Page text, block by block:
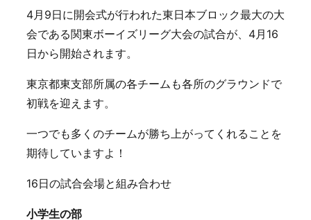
4月9日に開会式が行われた東日本ブロック最大の大
会である関東ボーイズリーグ大会の試合が、4月16
日から開始されます。
東京都東支部所属の各チームも各所のグラウンドで
初戦を迎えます。
一つでも多くのチームが勝ち上がってくれることを
期待していますよ！
16日の試合会場と組み合わせ
小学生の部